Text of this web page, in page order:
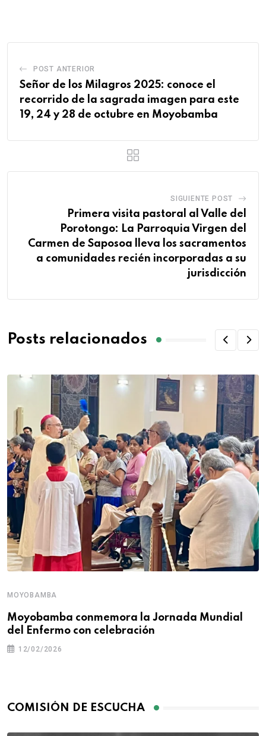
POST ANTERIOR
Señor de los Milagros 2025: conoce el
recorrido de la sagrada imagen para este
19, 24 y 28 de octubre en Moyobamba
SIGUIENTE POST
Primera visita pastoral al Valle del
Porotongo: La Parroquia Virgen del
Carmen de Saposoa lleva los sacramentos
a comunidades recién incorporadas a su
jurisdicción
Posts relacionados
MOYOBAMBA
Moyobamba conmemora la Jornada Mundial
del Enfermo con celebración
12/02/2026
COMISIÓN DE ESCUCHA